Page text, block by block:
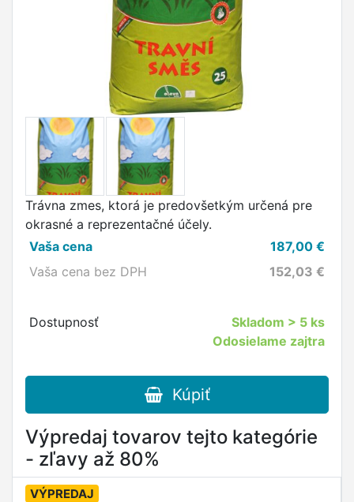
Trávna zmes, ktorá je predovšetkým určená pre
okrasné a reprezentačné účely.
Vaša cena
187,00 €
Vaša cena bez DPH
152,03 €
Dostupnosť Skladom > 5 ks
Odosielame zajtra
Kúpiť
Výpredaj tovarov tejto kategórie
- zľavy až 80%
VÝPREDAJ